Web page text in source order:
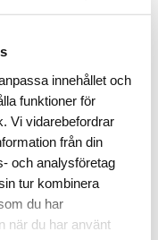
innehållet och
funktioner för
Vi vidarebefordrar
från din
och analysföretag
tur kombinera
du har
när du har använt
information om hur du
vi behandlar dina